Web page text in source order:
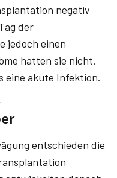
negativ
der
jedoch einen
hatten sie nicht.
eine akute Infektion.
entschieden die